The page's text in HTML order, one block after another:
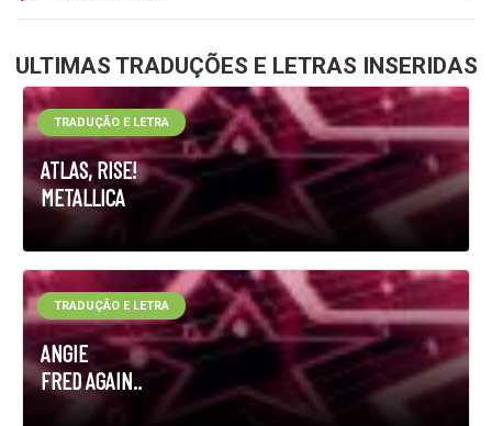
ULTIMAS TRADUÇÕES E LETRAS INSERIDAS
ATLAS, RISE!
METALLICA
TRADUÇÃO E LETRA
ANGIE
FRED AGAIN..
TRADUÇÃO E LETRA